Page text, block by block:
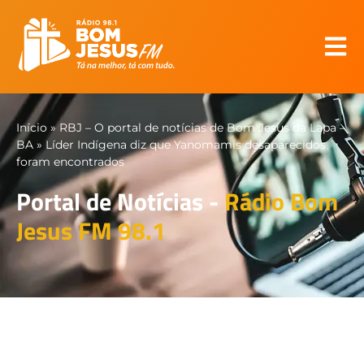
Início »RBJ – O portal de notícias de Bom Jesus da Lapa –
BA » Líder Indígena diz que Yanomamis desaparecidos
foram encontrados
Portal de Notícias -Rádio Bom
Jesus FM 98.1